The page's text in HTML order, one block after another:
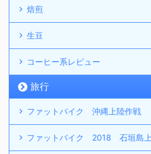
焙煎
生豆
コーヒー系レビュー
旅行
ファットバイク 沖縄上陸作戦
ファットバイク 2018 石垣島